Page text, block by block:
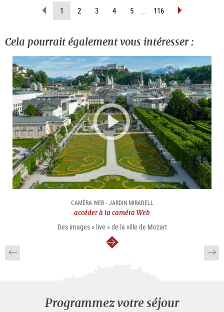
Revenir
d’une
1 (Page
actuelle)
2 3 4 5 ... 116 Avancer
Cela pourrait également vous intéresser :
CAMÉRA WEB - JARDIN MIRABELL
accéder à la caméra Web
Des images « live » de la ville de Mozart
Continuer
Programmez votre séjour